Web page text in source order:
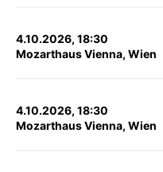
4.10.2026, 18:30
Mozarthaus Vienna, Wien
4.10.2026, 18:30
Mozarthaus Vienna, Wien